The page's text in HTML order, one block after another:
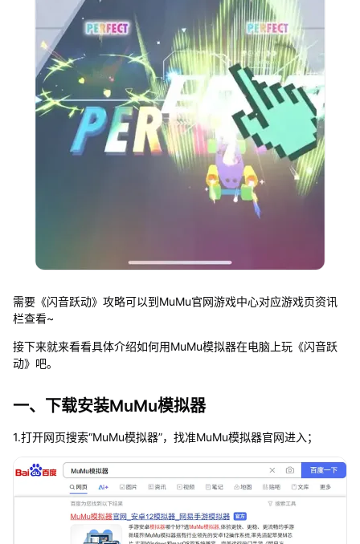
需要《闪音跃动》攻略可以到MuMu官网游戏中心对应游戏页资讯
栏查看~
接下来就来看看具体介绍如何用MuMu模拟器在电脑上玩《闪音跃
动》吧。
一、下载安装MuMu模拟器
1.打开网页搜索“MuMu模拟器”，找准MuMu模拟器官网进入；